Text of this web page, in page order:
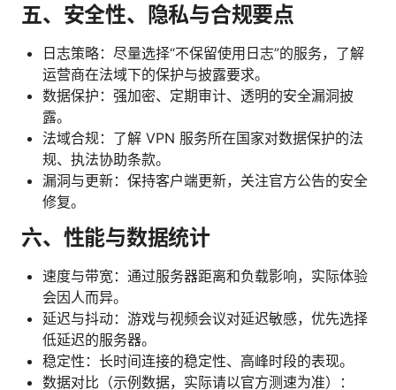
五、安全性、隐私与合规要点
日志策略：尽量选择“不保留使用日志”的服务，了解
运营商在法域下的保护与披露要求。
数据保护：强加密、定期审计、透明的安全漏洞披
露。
法域合规：了解 VPN 服务所在国家对数据保护的法
规、执法协助条款。
漏洞与更新：保持客户端更新，关注官方公告的安全
修复。
六、性能与数据统计
速度与带宽：通过服务器距离和负载影响，实际体验
会因人而异。
延迟与抖动：游戏与视频会议对延迟敏感，优先选择
低延迟的服务器。
稳定性：长时间连接的稳定性、高峰时段的表现。
数据对比（示例数据，实际请以官方测速为准）：